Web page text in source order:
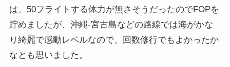
は、50フライトする体力が無さそうだったのでFOPを
貯めましたが、沖縄-宮古島などの路線では海がかな
り綺麗で感動レベルなので、回数修行でもよかったか
なとも思いました。